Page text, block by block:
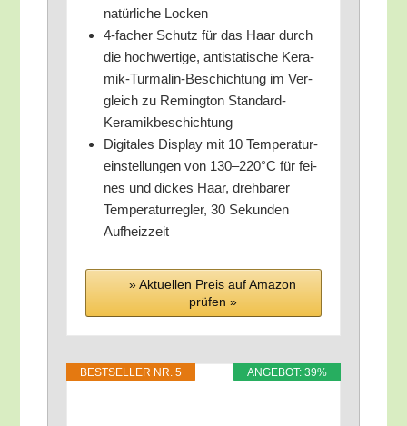
natür­li­che Locken
4‑facher Schutz für das Haar durch
die hoch­wer­ti­ge, anti­sta­ti­sche Kera­
mik-Turm­a­lin-Beschich­tung im Ver­
gleich zu Reming­ton Standard-
Keramikbeschichtung
Digi­ta­les Dis­play mit 10 Tem­pe­ra­tur­
ein­stel­lun­gen von 130–220°C für fei­
nes und dickes Haar, dreh­ba­rer
Tem­pe­ra­tur­reg­ler, 30 Sekun­den
Aufheizzeit
» Aktu­el­len Preis auf Ama­zon
prü­fen »
ANGE­BOT: 39%
BEST­SEL­LER NR. 5